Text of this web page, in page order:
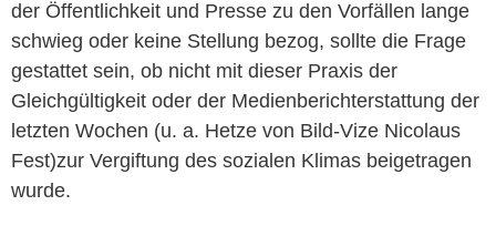
der Öffentlichkeit und Presse zu den Vorfällen lange
schwieg oder keine Stellung bezog, sollte die Frage
gestattet sein, ob nicht mit dieser Praxis der
Gleichgültigkeit oder der Medienberichterstattung der
letzten Wochen (u. a. Hetze von Bild-Vize Nicolaus
Fest)zur Vergiftung des sozialen Klimas beigetragen
wurde.